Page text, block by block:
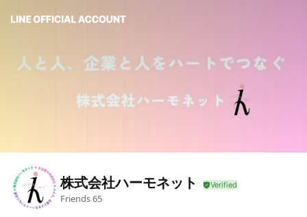
株式会社ハーモネット
Friends65